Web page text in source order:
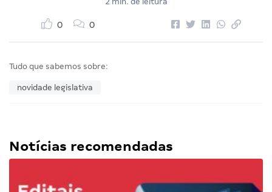
0 0
Tudo que sabemos sobre:
novidade legislativa
Notícias recomendadas